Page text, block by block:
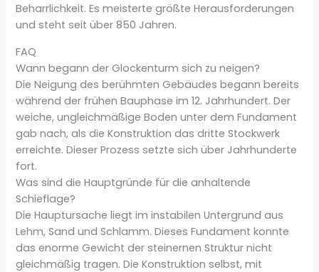
Beharrlichkeit. Es meisterte größte Herausforderungen
und steht seit über 850 Jahren.
FAQ
Wann begann der Glockenturm sich zu neigen?
Die Neigung des berühmten Gebäudes begann bereits
während der frühen Bauphase im 12. Jahrhundert. Der
weiche, ungleichmäßige Boden unter dem Fundament
gab nach, als die Konstruktion das dritte Stockwerk
erreichte. Dieser Prozess setzte sich über Jahrhunderte
fort.
Was sind die Hauptgründe für die anhaltende
Schieflage?
Die Hauptursache liegt im instabilen Untergrund aus
Lehm, Sand und Schlamm. Dieses Fundament konnte
das enorme Gewicht der steinernen Struktur nicht
gleichmäßig tragen. Die Konstruktion selbst, mit